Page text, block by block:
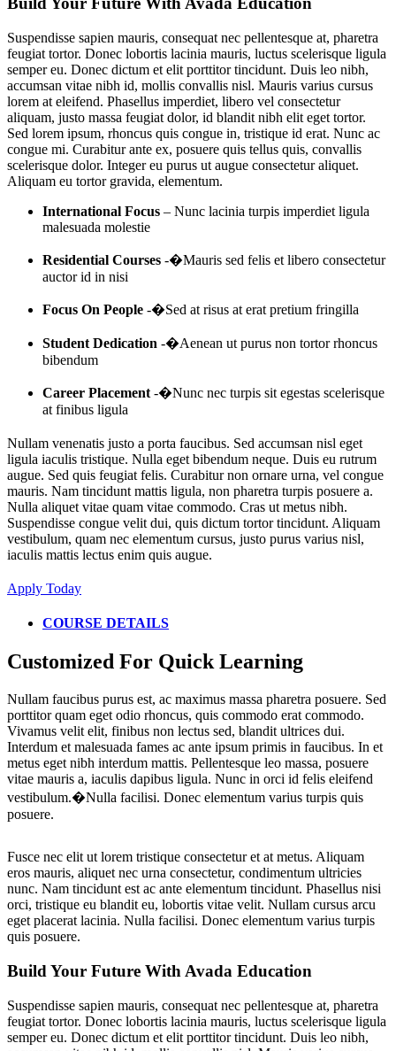
Suspendisse sapien mauris, consequat nec pellentesque at, pharetra
feugiat tortor. Donec lobortis lacinia mauris, luctus scelerisque ligula
semper eu. Donec dictum et elit porttitor tincidunt. Duis leo nibh,
accumsan vitae nibh id, mollis convallis nisl. Mauris varius cursus
lorem at eleifend. Phasellus imperdiet, libero vel consectetur
aliquam, justo massa feugiat dolor, id blandit nibh elit eget tortor.
Sed lorem ipsum, rhoncus quis congue in, tristique id erat. Nunc ac
congue mi. Curabitur ante ex, posuere quis tellus quis, convallis
scelerisque dolor. Integer eu purus ut augue consectetur aliquet.
Aliquam eu tortor gravida, elementum.
International Focus – Nunc lacinia turpis imperdiet ligula
malesuada molestie
Residential Courses -�Mauris sed felis et libero consectetur
auctor id in nisi
Focus On People -�Sed at risus at erat pretium fringilla
Student Dedication -�Aenean ut purus non tortor rhoncus
bibendum
Career Placement -�Nunc nec turpis sit egestas scelerisque
at finibus ligula
Nullam venenatis justo a porta faucibus. Sed accumsan nisl eget
ligula iaculis tristique. Nulla eget bibendum neque. Duis eu rutrum
augue. Sed quis feugiat felis. Curabitur non ornare urna, vel congue
mauris. Nam tincidunt mattis ligula, non pharetra turpis posuere a.
Nulla aliquet vitae quam vitae commodo. Cras ut metus nibh.
Suspendisse congue velit dui, quis dictum tortor tincidunt. Aliquam
vestibulum, quam nec elementum cursus, justo purus varius nisl,
iaculis mattis lectus enim quis augue.
Apply Today
COURSE DETAILS
Customized For Quick Learning
Nullam faucibus purus est, ac maximus massa pharetra posuere. Sed
porttitor quam eget odio rhoncus, quis commodo erat commodo.
Vivamus velit elit, finibus non lectus sed, blandit ultrices dui.
Interdum et malesuada fames ac ante ipsum primis in faucibus. In et
metus eget nibh interdum mattis. Pellentesque leo massa, posuere
vitae mauris a, iaculis dapibus ligula. Nunc in orci id felis eleifend
vestibulum.�Nulla facilisi. Donec elementum varius turpis quis
posuere.
Fusce nec elit ut lorem tristique consectetur et at metus. Aliquam
eros mauris, aliquet nec urna consectetur, condimentum ultricies
nunc. Nam tincidunt est ac ante elementum tincidunt. Phasellus nisi
orci, tristique eu blandit eu, lobortis vitae velit. Nullam cursus arcu
eget placerat lacinia. Nulla facilisi. Donec elementum varius turpis
quis posuere.
Build Your Future With Avada Education
Suspendisse sapien mauris, consequat nec pellentesque at, pharetra
feugiat tortor. Donec lobortis lacinia mauris, luctus scelerisque ligula
semper eu. Donec dictum et elit porttitor tincidunt. Duis leo nibh,